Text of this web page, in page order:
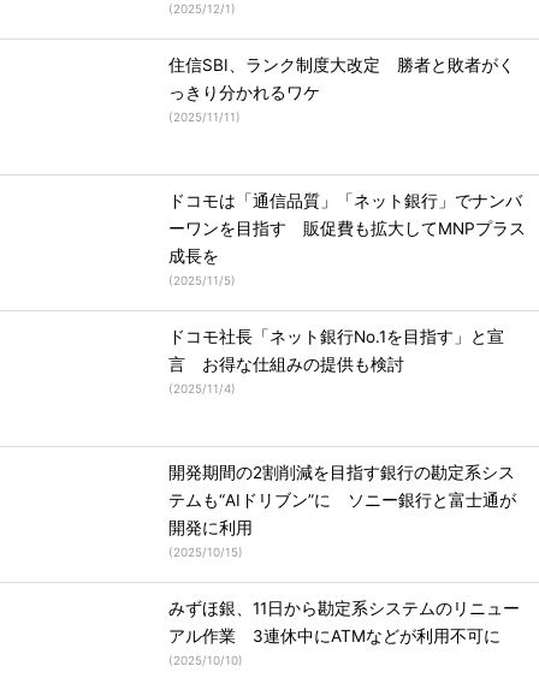
(2025/12/1)
住信SBI、ランク制度大改定 勝者と敗者がく
っきり分かれるワケ
(2025/11/11)
ドコモは「通信品質」「ネット銀行」でナンバ
ーワンを目指す 販促費も拡大してMNPプラス
成長を
(2025/11/5)
ドコモ社長「ネット銀行No.1を目指す」と宣
言 お得な仕組みの提供も検討
(2025/11/4)
開発期間の2割削減を目指す銀行の勘定系シス
テムも“AIドリブン”に ソニー銀行と富士通が
開発に利用
(2025/10/15)
みずほ銀、11日から勘定系システムのリニュー
アル作業 3連休中にATMなどが利用不可に
(2025/10/10)